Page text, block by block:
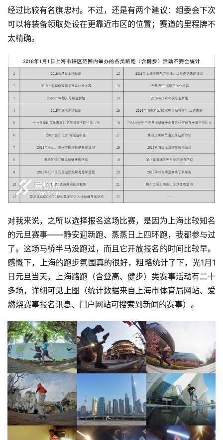
经过比较有名旗忠村。不过，还是有两个建议：组委会下次
可以将装备领取处设在更靠近市区的位置；赛道的里程牌不
太精确。
对我来说，之所以选择报名这场比赛，是因为上海比较知名
的元旦赛事——静安迎新跑、蒸蒸日上四环跑，我都参与过
了。这场马桥半马没跑过，而且它开放报名的时间比较早。
感慨下，上海的跑步氛围真的很好，粗略统计了下，光1月1
日元旦当天，上海路跑（含登高、健步）类赛事活动有二十
多场，详细可见上图（统计数据来自上海市体育局网站、爱
燃烧赛事报名讯息、门户网站可搜索到新闻的赛事）。